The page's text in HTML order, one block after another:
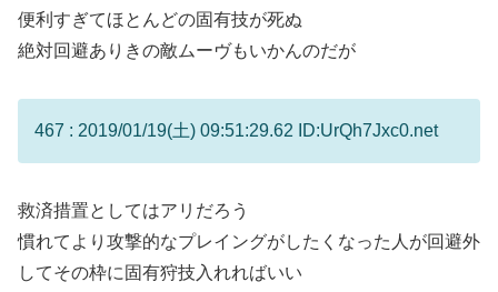
便利すぎてほとんどの固有技が死ぬ
絶対回避ありきの敵ムーヴもいかんのだが
467 : 2019/01/19(土) 09:51:29.62 ID:UrQh7Jxc0.net
救済措置としてはアリだろう
慣れてより攻撃的なプレイングがしたくなった人が回避外
してその枠に固有狩技入れればいい